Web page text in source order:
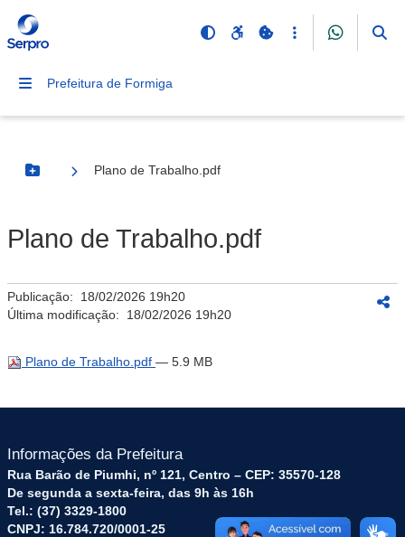
Prefeitura de Formiga
Botão Menu
Plano de Trabalho.pdf
Plano de Trabalho.pdf
Publicação: 18/02/2026 19h20
Última modificação: 18/02/2026 19h20
Plano de Trabalho.pdf — 5.9 MB
Informações da Prefeitura
Rua Barão de Piumhi, nº 121, Centro – CEP: 35570-128
De segunda a sexta-feira, das 9h às 16h
Tel.: (37) 3329-1800
CNPJ: 16.784.720/0001-25